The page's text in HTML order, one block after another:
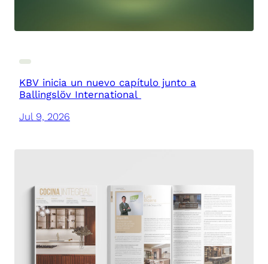
KBV inicia un nuevo capítulo junto a
Ballingslöv International
Jul 9, 2026